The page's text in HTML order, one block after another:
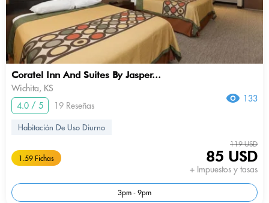
Coratel Inn And Suites By Jasper...
Wichita, KS
4.0 / 5
19 Reseñas
133
Habitación De Uso Diurno
1.59 Fichas
119 USD
85 USD
+ Impuestos y tasas
3pm - 9pm